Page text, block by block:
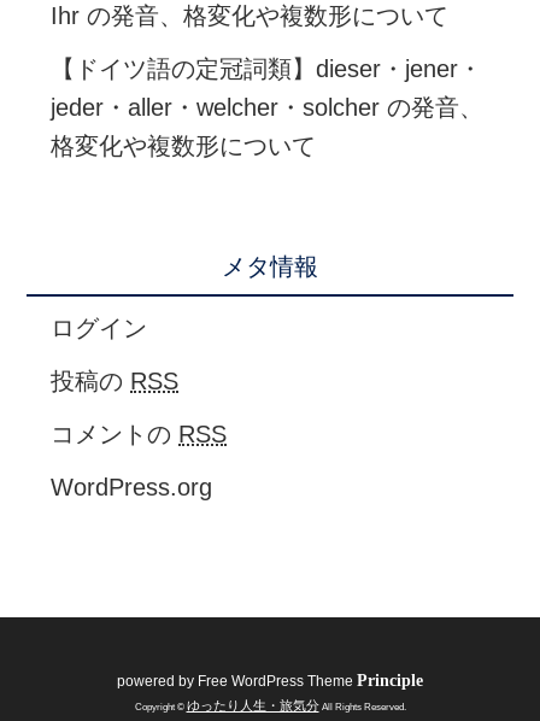
Ihr の発音、格変化や複数形について
【ドイツ語の定冠詞類】dieser・jener・
jeder・aller・welcher・solcher の発音、
格変化や複数形について
メタ情報
ログイン
投稿の RSS
コメントの RSS
WordPress.org
powered by Free WordPress Theme Principle
Copyright © ゆったり人生・旅気分All Rights Reserved.